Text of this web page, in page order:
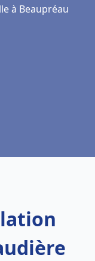
à Beaupréau